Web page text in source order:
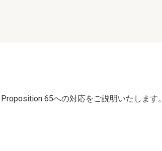
65への対応をご説明いたします。